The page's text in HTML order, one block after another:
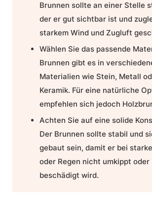
Brunnen sollte an einer Stelle
der er gut sichtbar ist und
starkem Wind und Zugluft
Wählen Sie das passende
Brunnen gibt es in
Materialien wie Stein, Metall
Keramik. Für eine natürliche
empfehlen sich jedoch
Achten Sie auf eine solide
Der Brunnen sollte stabil und
gebaut sein, damit er bei
oder Regen nicht umkippt oder
beschädigt wird.